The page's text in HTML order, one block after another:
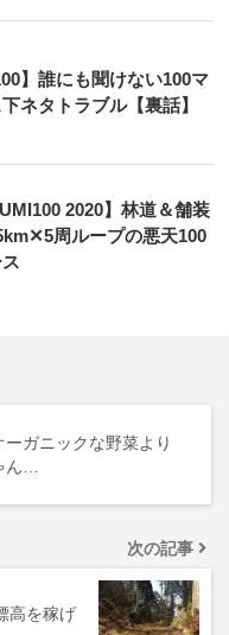
】誰にも聞けない100マ
ネタトラブル【裏話】
2020】林道＆舗装
周ループの悪天100
ガニックな野菜より
ん…
次の記事
高を稼げ